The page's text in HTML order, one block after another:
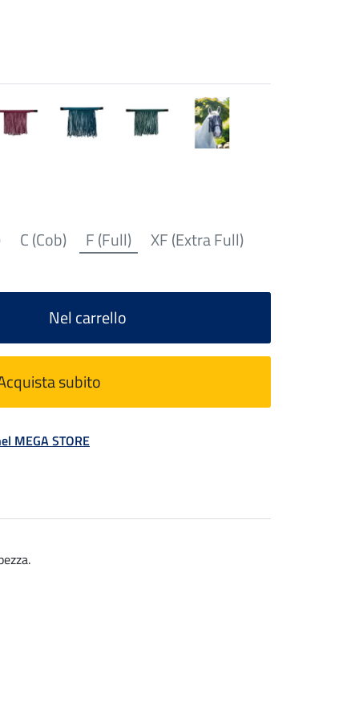
C (Cob) F (Full) XF (Extra Full)
Nel carrello
subito
MEGA STORE